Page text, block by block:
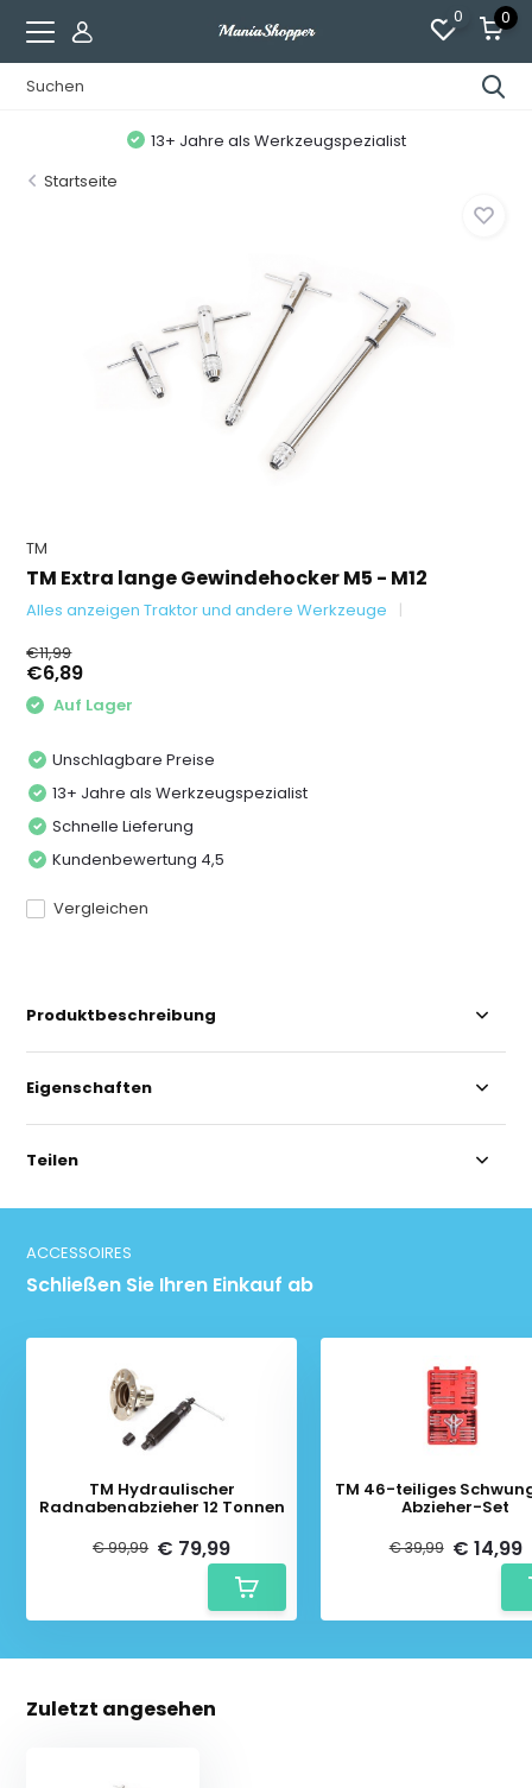
0 0
13+ Jahre als Werkzeugspezialist
Startseite
TM
TM Extra lange Gewindehocker M5 - M12
Alles anzeigen Traktor und andere Werkzeuge
€11,99
€6,89
Auf Lager
Unschlagbare Preise
13+ Jahre als Werkzeugspezialist
Schnelle Lieferung
Kundenbewertung 4,5
Vergleichen
Produktbeschreibung
Eigenschaften
Teilen
ACCESSOIRES
Schließen Sie Ihren Einkauf ab
TM Hydraulischer
Radnabenabzieher 12 Tonnen
€ 99,99 € 79,99
TM 46-teiliges
Abzieher-Set
€ 39,99 € 14,99
Zuletzt angesehen